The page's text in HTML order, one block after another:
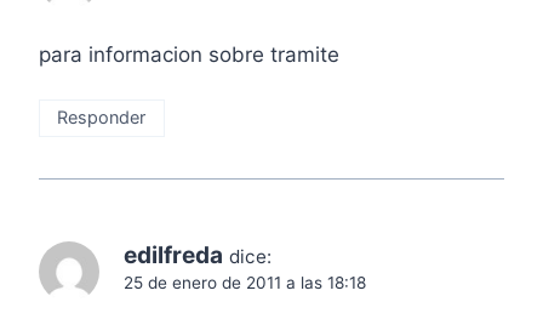
para informacion sobre tramite
Responder
edilfreda dice:
25 de enero de 2011 a las 18:18